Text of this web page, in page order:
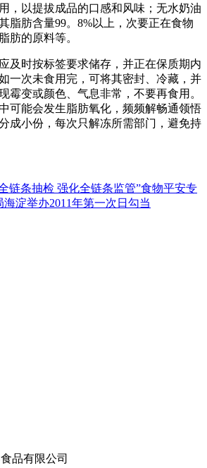
，以提拔成品的口感和风味；无水奶油
脂肪含量99。8%以上，次要正在食物
肪的原料等。
时按标签要求储存，并正在保质期内
一次未食用完，可将其密封、冷藏，并
霉变或颜色、气息非常，不要再食用。
可能会发生脂肪氧化，频频解畅通领悟
成小份，每次只解冻所需部门，避免持
链条抽检 强化全链条监管”食物平安专
海淀举办2011年第一次日勾当
品有限公司